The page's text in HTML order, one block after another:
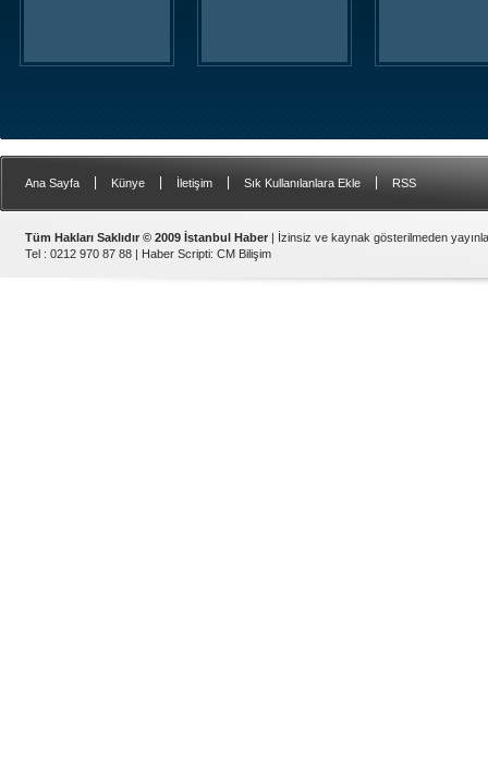
Ana Sayfa Künye İletişim Sık Kullanılanlara Ekle RSS
Tüm Hakları Saklıdır © 2009 İstanbul Haber | İzinsiz ve kaynak gösterilmeden
Tel : 0212 970 87 88 | Haber Scripti: CM Bilişim